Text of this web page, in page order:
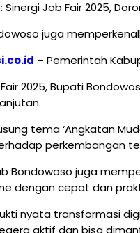
juga
– Pemerintah
2025, Bupati
tema ‘Angkatan
perkembangan
Bondowoso juga
dengan cepat dan
nyata transformasi
aktif dan bisa